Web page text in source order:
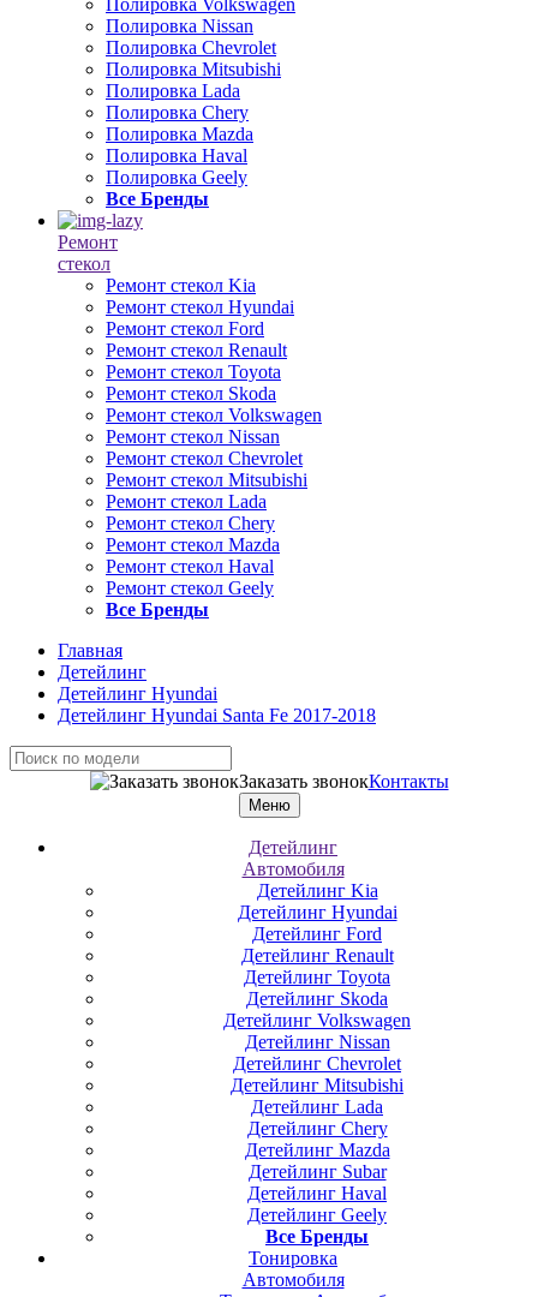
Полировка Volkswagen
Полировка Nissan
Полировка Chevrolet
Полировка Mitsubishi
Полировка Lada
Полировка Chery
Полировка Mazda
Полировка Haval
Полировка Geely
Все Бренды
Ремонт
стекол
Ремонт стекол Kia
Ремонт стекол Hyundai
Ремонт стекол Ford
Ремонт стекол Renault
Ремонт стекол Toyota
Ремонт стекол Skoda
Ремонт стекол Volkswagen
Ремонт стекол Nissan
Ремонт стекол Chevrolet
Ремонт стекол Mitsubishi
Ремонт стекол Lada
Ремонт стекол Chery
Ремонт стекол Mazda
Ремонт стекол Haval
Ремонт стекол Geely
Все Бренды
Главная
Детейлинг
Детейлинг Hyundai
Детейлинг Hyundai Santa Fe 2017-2018
Заказать звонокКонтакты
Меню
Детейлинг
Автомобиля
Детейлинг Kia
Детейлинг Hyundai
Детейлинг Ford
Детейлинг Renault
Детейлинг Toyota
Детейлинг Skoda
Детейлинг Volkswagen
Детейлинг Nissan
Детейлинг Chevrolet
Детейлинг Mitsubishi
Детейлинг Lada
Детейлинг Chery
Детейлинг Mazda
Детейлинг Subar
Детейлинг Haval
Детейлинг Geely
Все Бренды
Тонировка
Автомобиля